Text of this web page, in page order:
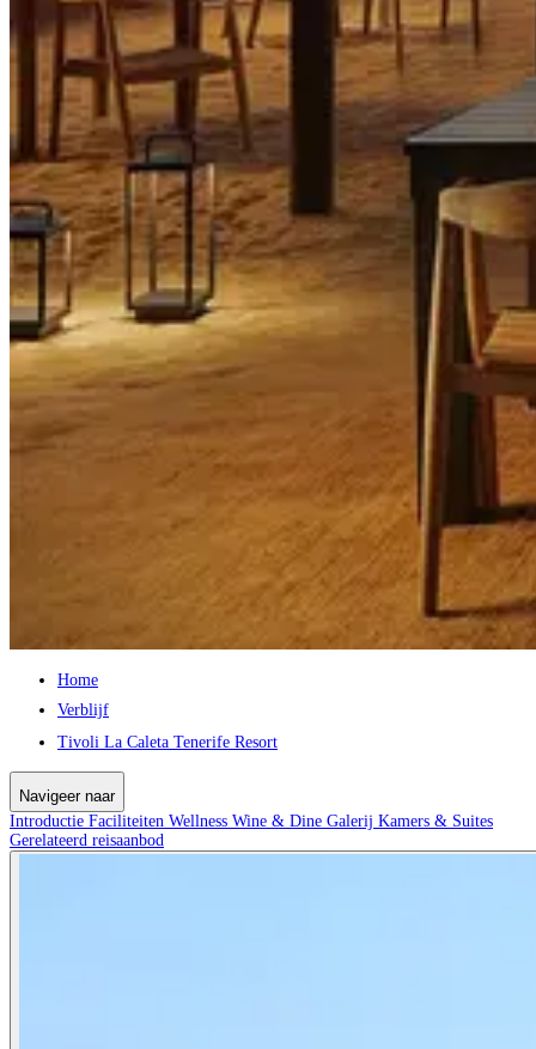
Home
Verblijf
Tivoli La Caleta Tenerife Resort
Navigeer naar
Introductie Faciliteiten Wellness Wine & Dine Galerij Kamers & Suites
Gerelateerd reisaanbod